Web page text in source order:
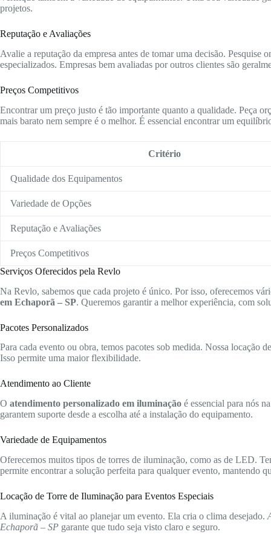
projetos.
Reputação e Avaliações
Avalie a reputação da empresa antes de tomar uma decisão. Pesquise
especializados. Empresas bem avaliadas por outros clientes são
Preços Competitivos
Encontrar um preço justo é tão importante quanto a qualidade. Peça
mais barato nem sempre é o melhor. É essencial encontrar um
Critério
Qualidade dos Equipamentos
Variedade de Opções
Reputação e Avaliações
Preços Competitivos
Serviços Oferecidos pela Revlo
Na Revlo, sabemos que cada projeto é único. Por isso, oferecemos
em Echaporã – SP. Queremos garantir a melhor experiência, com
Pacotes Personalizados
Para cada evento ou obra, temos pacotes sob medida. Nossa locação
Isso permite uma maior flexibilidade.
Atendimento ao Cliente
O atendimento personalizado em iluminação é essencial para nós
garantem suporte desde a escolha até a instalação do equipamento.
Variedade de Equipamentos
Oferecemos muitos tipos de torres de iluminação, como as de LED.
permite encontrar a solução perfeita para qualquer evento, mantendo
Locação de Torre de Iluminação para Eventos Especiais
A iluminação é vital ao planejar um evento. Ela cria o clima desejado.
Echaporã – SP garante que tudo seja visto claro e seguro.